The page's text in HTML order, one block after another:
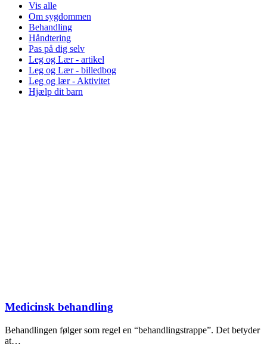
Vis alle
Om sygdommen
Behandling
Håndtering
Pas på dig selv
Leg og Lær - artikel
Leg og Lær - billedbog
Leg og lær - Aktivitet
Hjælp dit barn
Medicinsk behandling
Behandlingen følger som regel en “behandlingstrappe”. Det betyder
at…